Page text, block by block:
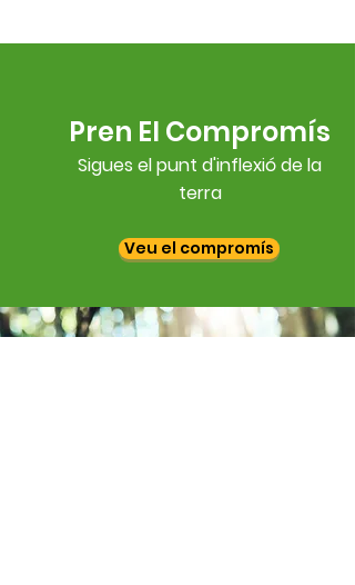
Pren El Compromís
Sigues el punt d'inflexió de la
terra
Veu el compromís